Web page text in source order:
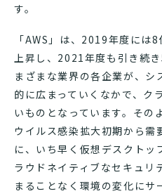
す。
「AWS」は、2019年度には
上昇し、2021年度も引き続
まざまな業界の各企業が、
的に広まっていくなかで、ク
いものとなっています。その
ウイルス感染拡大初期から需
に、いち早く仮想デスクトッ
ラウドネイティブなセキュリ
まることなく環境の変化にサ